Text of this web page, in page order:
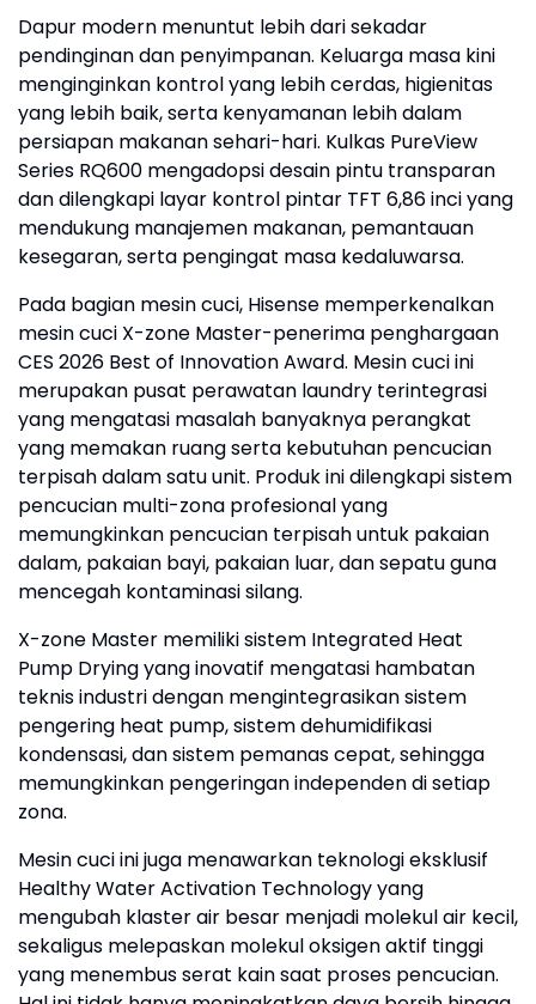
Dapur modern menuntut lebih dari sekadar
pendinginan dan penyimpanan. Keluarga masa kini
menginginkan kontrol yang lebih cerdas, higienitas
yang lebih baik, serta kenyamanan lebih dalam
persiapan makanan sehari-hari. Kulkas PureView
Series RQ600 mengadopsi desain pintu transparan
dan dilengkapi layar kontrol pintar TFT 6,86 inci yang
mendukung manajemen makanan, pemantauan
kesegaran, serta pengingat masa kedaluwarsa.
Pada bagian mesin cuci, Hisense memperkenalkan
mesin cuci X-zone Master-penerima penghargaan
CES 2026 Best of Innovation Award. Mesin cuci ini
merupakan pusat perawatan laundry terintegrasi
yang mengatasi masalah banyaknya perangkat
yang memakan ruang serta kebutuhan pencucian
terpisah dalam satu unit. Produk ini dilengkapi sistem
pencucian multi-zona profesional yang
memungkinkan pencucian terpisah untuk pakaian
dalam, pakaian bayi, pakaian luar, dan sepatu guna
mencegah kontaminasi silang.
X-zone Master memiliki sistem Integrated Heat
Pump Drying yang inovatif mengatasi hambatan
teknis industri dengan mengintegrasikan sistem
pengering heat pump, sistem dehumidifikasi
kondensasi, dan sistem pemanas cepat, sehingga
memungkinkan pengeringan independen di setiap
zona.
Mesin cuci ini juga menawarkan teknologi eksklusif
Healthy Water Activation Technology yang
mengubah klaster air besar menjadi molekul air kecil,
sekaligus melepaskan molekul oksigen aktif tinggi
yang menembus serat kain saat proses pencucian.